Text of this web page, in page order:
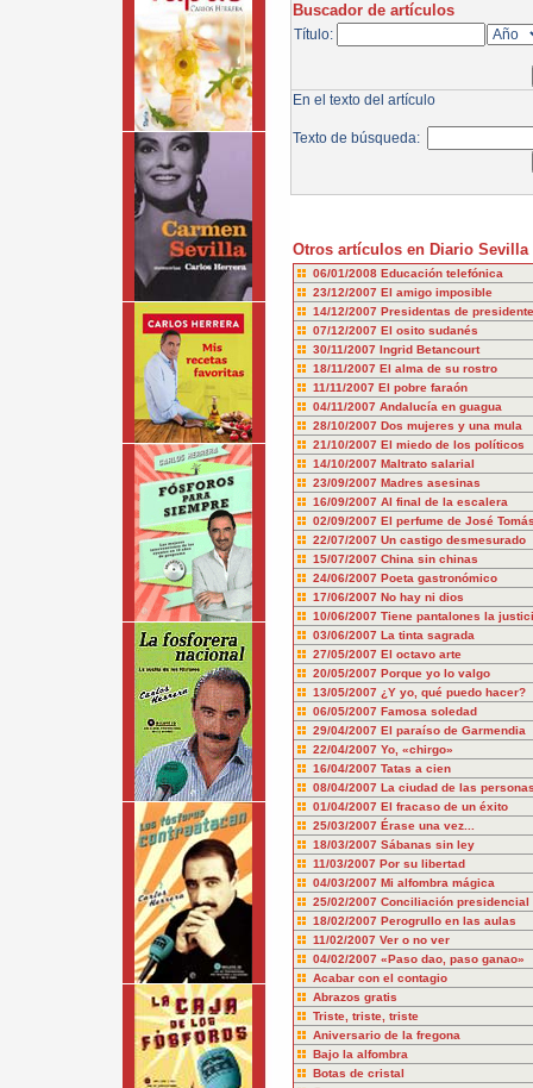
Buscador de artículos
Título:
En el texto del artículo
Texto de búsqueda:
Otros artículos en Diario Sevilla
06/01/2008 Educación telefónica
23/12/2007 El amigo imposible
14/12/2007 Presidentas de
07/12/2007 El osito sudanés
30/11/2007 Ingrid Betancourt
18/11/2007 El alma de su rostro
11/11/2007 El pobre faraón
04/11/2007 Andalucía en guagua
28/10/2007 Dos mujeres y una mula
21/10/2007 El miedo de los políticos
14/10/2007 Maltrato salarial
23/09/2007 Madres asesinas
16/09/2007 Al final de la escalera
02/09/2007 El perfume de José
22/07/2007 Un castigo desmesurado
15/07/2007 China sin chinas
24/06/2007 Poeta gastronómico
17/06/2007 No hay ni dios
10/06/2007 Tiene pantalones la
03/06/2007 La tinta sagrada
27/05/2007 El octavo arte
20/05/2007 Porque yo lo valgo
13/05/2007 ¿Y yo, qué puedo hacer?
06/05/2007 Famosa soledad
29/04/2007 El paraíso de Garmendia
22/04/2007 Yo, «chirgo»
16/04/2007 Tatas a cien
08/04/2007 La ciudad de las
01/04/2007 El fracaso de un éxito
25/03/2007 Érase una vez...
18/03/2007 Sábanas sin ley
11/03/2007 Por su libertad
04/03/2007 Mi alfombra mágica
25/02/2007 Conciliación presidencial
18/02/2007 Perogrullo en las aulas
11/02/2007 Ver o no ver
04/02/2007 «Paso dao, paso ganao»
Acabar con el contagio
Abrazos gratis
Triste, triste, triste
Aniversario de la fregona
Bajo la alfombra
Botas de cristal